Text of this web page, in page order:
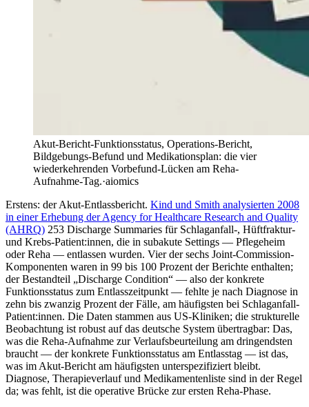
Akut-Bericht-Funktionsstatus, Operations-Bericht,
Bildgebungs-Befund und Medikationsplan: die vier
wiederkehrenden Vorbefund-Lücken am Reha-
Aufnahme-Tag.·aiomics
Erstens: der Akut-Entlassbericht. Kind und Smith analysierten 2008
in einer Erhebung der Agency for Healthcare Research and Quality
(AHRQ) 253 Discharge Summaries für Schlaganfall-, Hüftfraktur-
und Krebs-Patient:innen, die in subakute Settings — Pflegeheim
oder Reha — entlassen wurden. Vier der sechs Joint-Commission-
Komponenten waren in 99 bis 100 Prozent der Berichte enthalten;
der Bestandteil „Discharge Condition“ — also der konkrete
Funktionsstatus zum Entlasszeitpunkt — fehlte je nach Diagnose in
zehn bis zwanzig Prozent der Fälle, am häufigsten bei Schlaganfall-
Patient:innen. Die Daten stammen aus US-Kliniken; die strukturelle
Beobachtung ist robust auf das deutsche System übertragbar: Das,
was die Reha-Aufnahme zur Verlaufsbeurteilung am dringendsten
braucht — der konkrete Funktionsstatus am Entlasstag — ist das,
was im Akut-Bericht am häufigsten unterspezifiziert bleibt.
Diagnose, Therapieverlauf und Medikamentenliste sind in der Regel
da; was fehlt, ist die operative Brücke zur ersten Reha-Phase.